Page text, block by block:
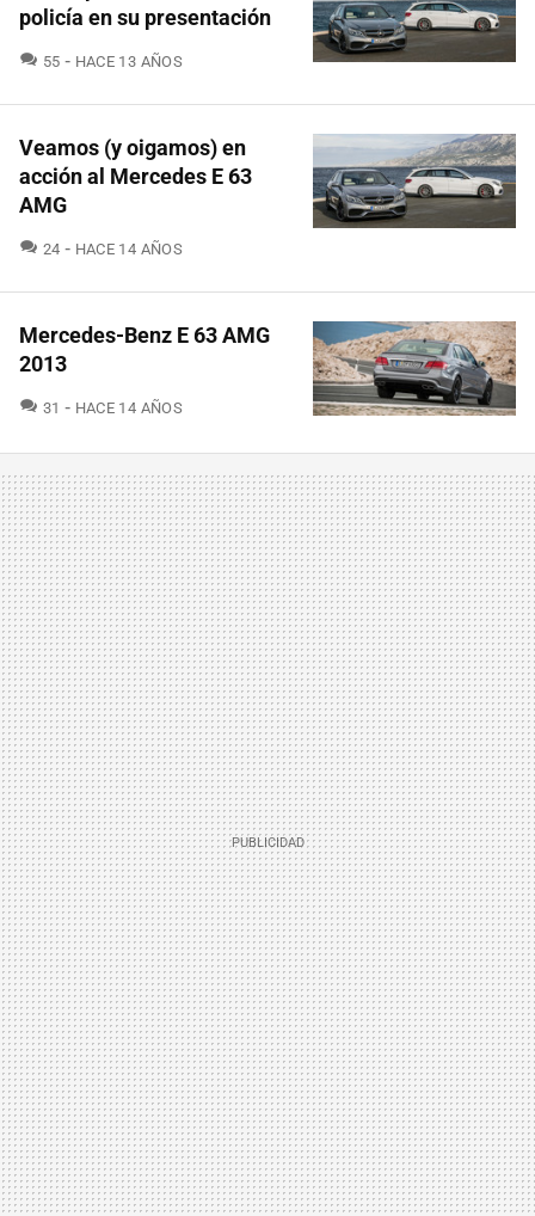
policía en su presentación
55 COMENTARIOS
HACE 13 AÑOS
Veamos (y oigamos) en
acción al Mercedes E 63
AMG
24 COMENTARIOS
HACE 14 AÑOS
Mercedes-Benz E 63 AMG
2013
31 COMENTARIOS
HACE 14 AÑOS